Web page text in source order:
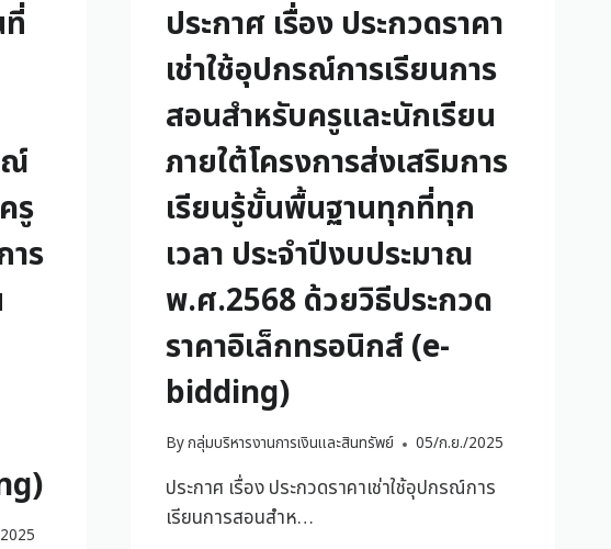
ณ์
รู
าร
ประกาศ เรื่อง ประกวดราคา
เช่าใช้อุปกรณ์การเรียนการ
สอนสำหรับครูและนักเรียน
ภายใต้โครงการส่งเสริมการ
เรียนรู้ขั้นพื้นฐานทุกที่ทุก
เวลา ประจำปีงบประมาณ
พ.ศ.2568 ด้วยวิธีประกวด
ราคาอิเล็กทรอนิกส์ (e-
bidding)
Byกลุ่มบริหารงานการเงินและสินทรัพย์ 05/ก.ย./2025
ประกาศ เรื่อง ประกวดราคาเช่าใช้อุปกรณ์การ
เรียนการสอนสำห…